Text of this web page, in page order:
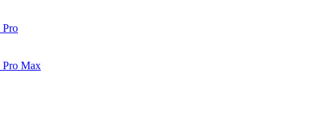
Pro
Pro Max